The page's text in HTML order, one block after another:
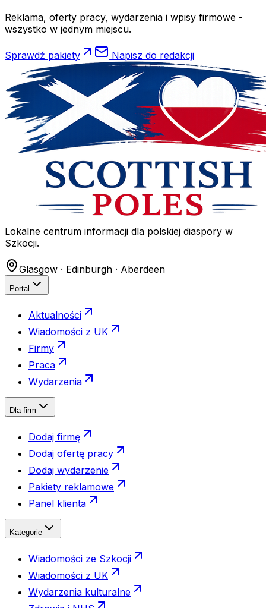
Reklama, oferty pracy, wydarzenia i wpisy firmowe -
wszystko w jednym miejscu.
Sprawdź pakiety Napisz do redakcji
Lokalne centrum informacji dla polskiej diaspory w
Szkocji.
Glasgow · Edinburgh · Aberdeen
Portal
Aktualności
Wiadomości z UK
Firmy
Praca
Wydarzenia
Dla firm
Dodaj firmę
Dodaj ofertę pracy
Dodaj wydarzenie
Pakiety reklamowe
Panel klienta
Kategorie
Wiadomości ze Szkocji
Wiadomości z UK
Wydarzenia kulturalne